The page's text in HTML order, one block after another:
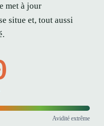
met à jour
situe et, tout aussi
Avidité extrême